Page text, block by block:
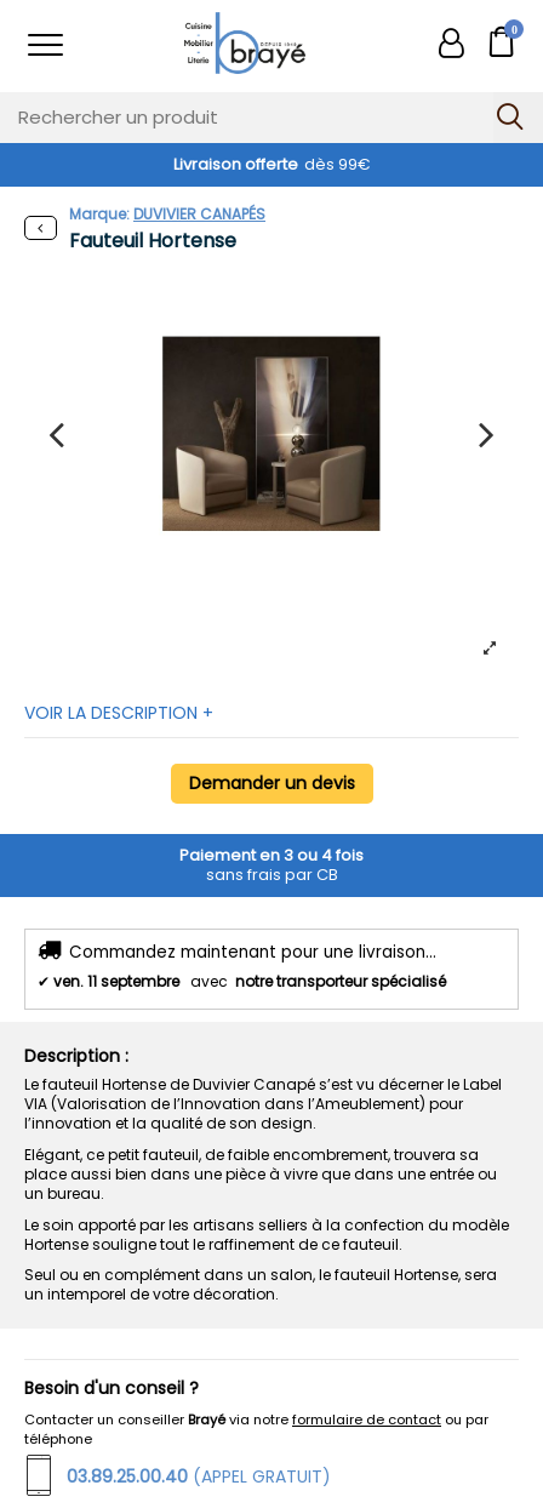
0
Livraison offerte dès 99€
Fauteuil Hortense
Marque:DUVIVIER CANAPÉS
VOIR LA DESCRIPTION +
Demander un devis
Paiement en 3 ou 4 fois
sans frais par CB
Commandez maintenant pour une livraison...
✔ ven. 11 septembre avec notre transporteur spécialisé
Description :
Le fauteuil Hortense de Duvivier Canapé s’est vu décerner le Label
VIA (Valorisation de l’Innovation dans l’Ameublement) pour
l’innovation et la qualité de son design.
Elégant, ce petit fauteuil, de faible encombrement, trouvera sa
place aussi bien dans une pièce à vivre que dans une entrée ou
un bureau.
Le soin apporté par les artisans selliers à la confection du modèle
Hortense souligne tout le raffinement de ce fauteuil.
Seul ou en complément dans un salon, le fauteuil Hortense, sera
un intemporel de votre décoration.
Besoin d'un conseil ?
Contacter un conseillerBrayévia notreformulaire de contact ou par
téléphone
03.89.25.00.40 (APPEL GRATUIT)